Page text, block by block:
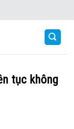
tục không